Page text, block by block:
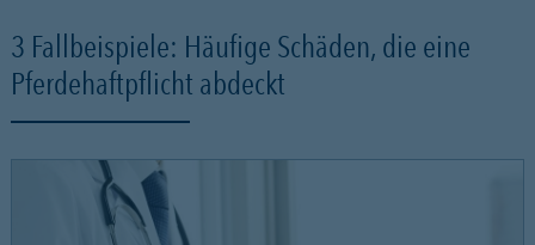
3 Fallbeispiele: Häufige Schäden, die eine
Pferdehaftpflicht abdeckt